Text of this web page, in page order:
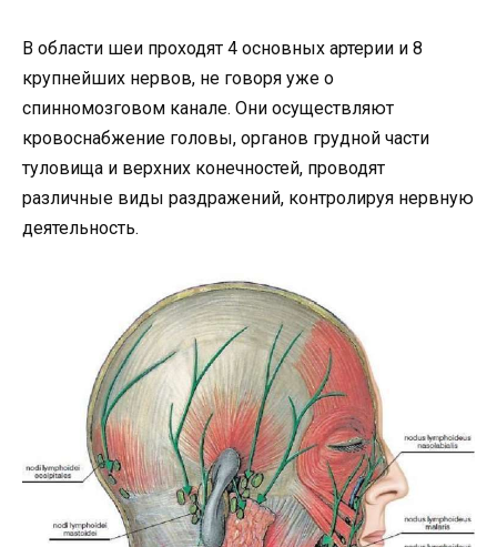
В области шеи проходят 4 основных артерии и 8
крупнейших нервов, не говоря уже о
спинномозговом канале. Они осуществляют
кровоснабжение головы, органов грудной части
туловища и верхних конечностей, проводят
различные виды раздражений, контролируя нервную
деятельность.